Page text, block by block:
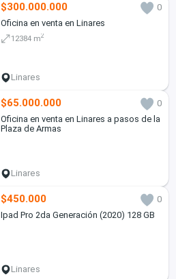
$300.000.000
0
Oficina en venta en Linares
12384 m2
Linares
$65.000.000
0
Oficina en venta en Linares a pasos de la
Plaza de Armas
Linares
$450.000
0
Ipad Pro 2da Generación (2020) 128 GB
Linares